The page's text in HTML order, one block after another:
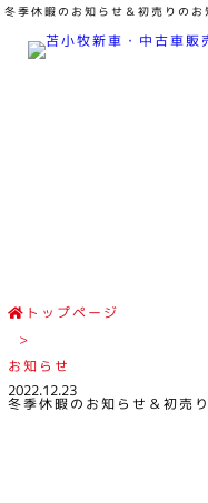
冬季休暇のお知らせ＆初売りの
トップページ
>
お知らせ
2022.12.23
冬季休暇のお知らせ＆初売